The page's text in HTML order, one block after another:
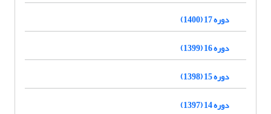
دوره 17 (1400)
دوره 16 (1399)
دوره 15 (1398)
دوره 14 (1397)